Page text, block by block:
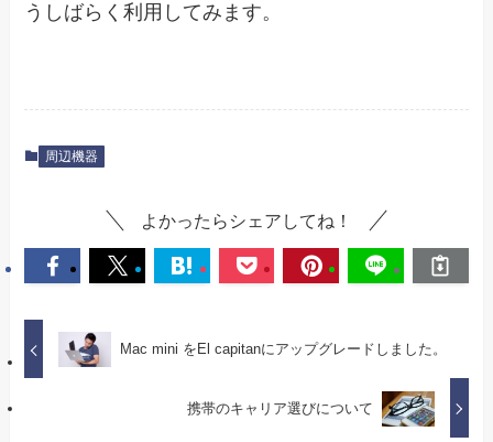
うしばらく利用してみます。
周辺機器
よかったらシェアしてね！
Mac mini をEl capitanにアップグレードしました。
携帯のキャリア選びについて